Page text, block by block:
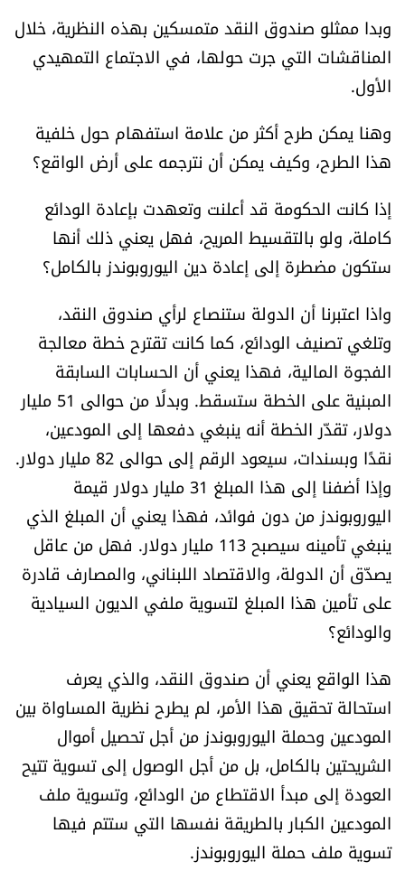
سجالات
صحّة وصحن
الرياضة
منوّعات
حظّك اليوم
للتاريخ
فيديو
من نحن
للتواصل معنا
شروط الاستخدام
شروط الإشتراك
Digital solutions by
وبدا ممثلو صندوق النقد متمسكين بهذه النظرية، خلال
المناقشات التي جرت حولها، في الاجتماع التمهيدي
الأول.
وهنا يمكن طرح أكثر من علامة استفهام حول خلفية
هذا الطرح، وكيف يمكن أن نترجمه على أرض الواقع؟
إذا كانت الحكومة قد أعلنت وتعهدت بإعادة الودائع
كاملة، ولو بالتقسيط المريح، فهل يعني ذلك أنها
ستكون مضطرة إلى إعادة دين اليوروبوندز بالكامل؟
واذا اعتبرنا أن الدولة ستنصاع لرأي صندوق النقد،
وتلغي تصنيف الودائع، كما كانت تقترح خطة معالجة
الفجوة المالية، فهذا يعني أن الحسابات السابقة
المبنية على الخطة ستسقط. وبدلًا من حوالى 51 مليار
دولار، تقدّر الخطة أنه ينبغي دفعها إلى المودعين،
نقدًا وبسندات، سيعود الرقم إلى حوالى 82 مليار دولار.
وإذا أضفنا إلى هذا المبلغ 31 مليار دولار قيمة
اليوروبوندز من دون فوائد، فهذا يعني أن المبلغ الذي
ينبغي تأمينه سيصبح 113 مليار دولار. فهل من عاقل
يصدّق أن الدولة، والاقتصاد اللبناني، والمصارف قادرة
على تأمين هذا المبلغ لتسوية ملفي الديون السيادية
والودائع؟
هذا الواقع يعني أن صندوق النقد، والذي يعرف
استحالة تحقيق هذا الأمر، لم يطرح نظرية المساواة بين
المودعين وحملة اليوروبوندز من أجل تحصيل أموال
الشريحتين بالكامل، بل من أجل الوصول إلى تسوية تتيح
العودة إلى مبدأ الاقتطاع من الودائع، وتسوية ملف
المودعين الكبار بالطريقة نفسها التي ستتم فيها
تسوية ملف حملة اليوروبوندز.